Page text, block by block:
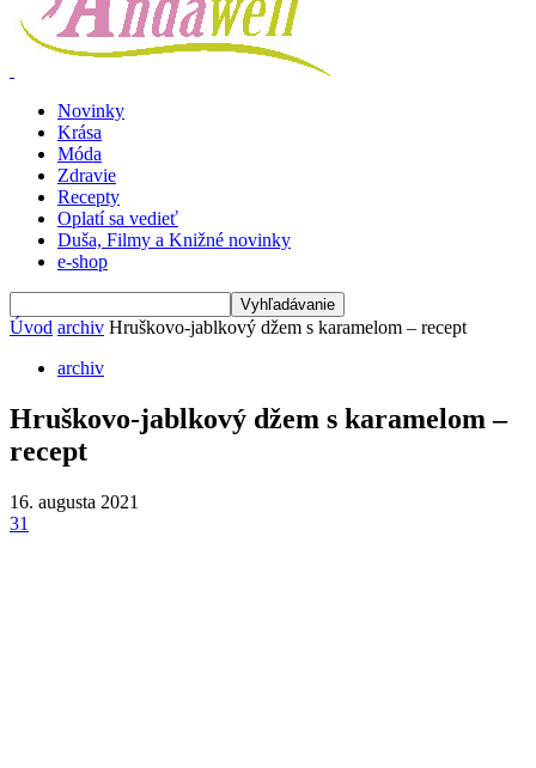
Novinky
Krása
Móda
Zdravie
Recepty
Oplatí sa vedieť
Duša, Filmy a Knižné novinky
e-shop
Úvod archiv Hruškovo-jablkový džem s karamelom – recept
archiv
Hruškovo-jablkový džem s karamelom –
recept
16. augusta 2021
31